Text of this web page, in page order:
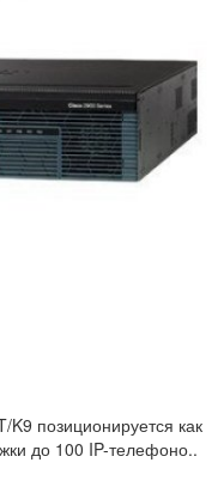
позиционируется как
до 100 IP-телефоно..